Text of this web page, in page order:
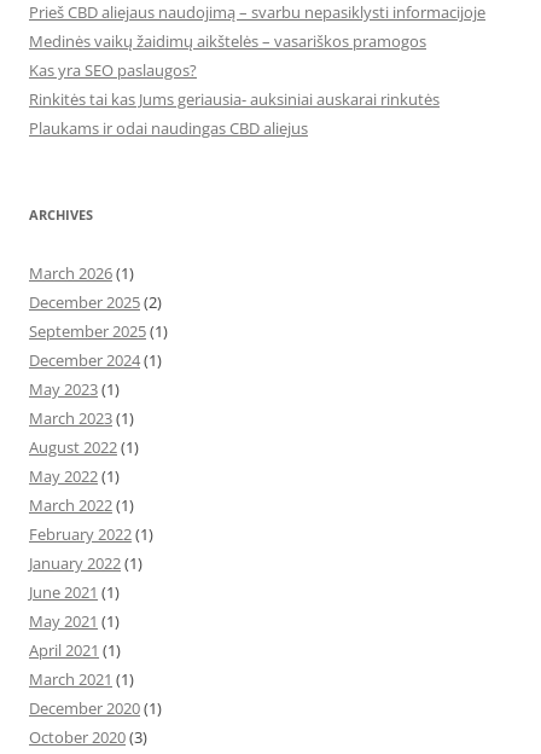
Prieš CBD aliejaus naudojimą – svarbu nepasiklysti informacijoje
Medinės vaikų žaidimų aikštelės – vasariškos pramogos
Kas yra SEO paslaugos?
Rinkitės tai kas Jums geriausia- auksiniai auskarai rinkutės
Plaukams ir odai naudingas CBD aliejus
ARCHIVES
March 2026(1)
December 2025(2)
September 2025(1)
December 2024(1)
May 2023(1)
March 2023(1)
August 2022(1)
May 2022(1)
March 2022(1)
February 2022(1)
January 2022(1)
June 2021 (1)
May 2021 (1)
April 2021 (1)
March 2021 (1)
December 2020(1)
October 2020(3)